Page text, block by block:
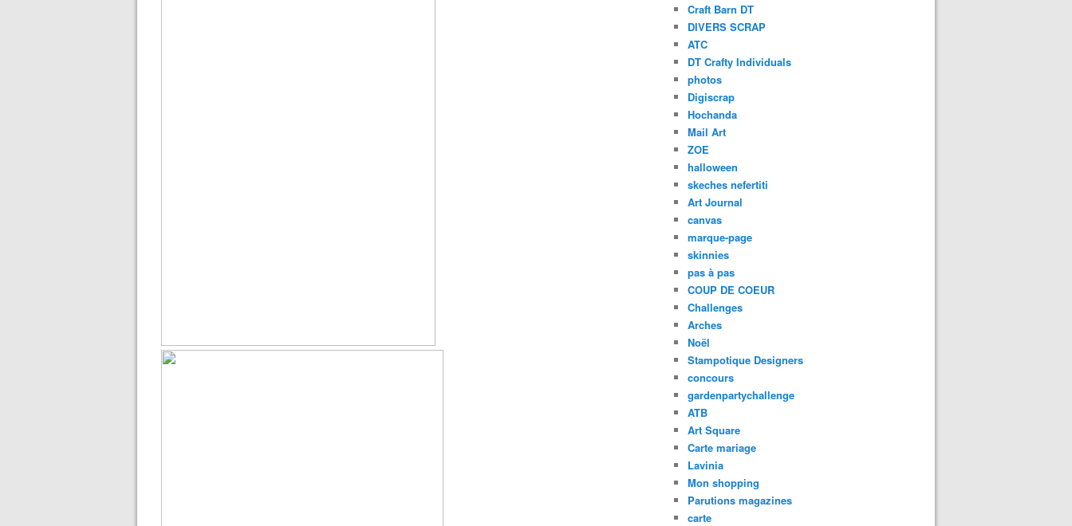
Craft Barn DT
DIVERS SCRAP
ATC
DT Crafty Individuals
photos
Digiscrap
Hochanda
Mail Art
ZOE
halloween
skeches nefertiti
Art Journal
canvas
marque-page
skinnies
pas à pas
COUP DE COEUR
Challenges
Arches
Noël
Stampotique Designers
concours
gardenpartychallenge
ATB
Art Square
Carte mariage
Lavinia
Mon shopping
Parutions magazines
carte